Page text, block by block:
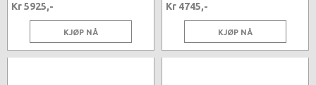
Kr 5925,-
KJØP NÅ
Kr 4745,-
KJØP NÅ